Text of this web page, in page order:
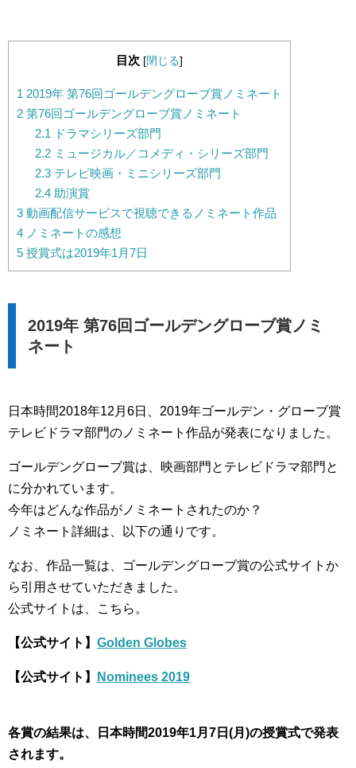
目次 [閉じる]
1 2019年 第76回ゴールデングローブ賞ノミネート
2 第76回ゴールデングローブ賞ノミネート
2.1 ドラマシリーズ部門
2.2ミュージカル／コメディ・シリーズ部門
2.3テレビ映画・ミニシリーズ部門
2.4助演賞
3 動画配信サービスで視聴できるノミネート作品
4 ノミネートの感想
5 授賞式は2019年1月7日
2019年 第76回ゴールデングローブ賞ノミ
ネート
日本時間2018年12月6日、2019年ゴールデン・グローブ賞
テレビドラマ部門のノミネート作品が発表になりました。
ゴールデングローブ賞は、映画部門とテレビドラマ部門と
に分かれています。
今年はどんな作品がノミネートされたのか？
ノミネート詳細は、以下の通りです。
なお、作品一覧は、ゴールデングローブ賞の公式サイトか
ら引用させていただきました。
公式サイトは、こちら。
【公式サイト】 Golden Globes
【公式サイト】 Nominees 2019
各賞の結果は、日本時間2019年1月7日(月)の授賞式で発表
されます。